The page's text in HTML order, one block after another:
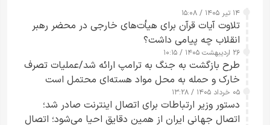
۱۴ تیر ۱۴۰۵ / ۱۵:۰۸
تلاوت آیات قرآن برای هیأت‌های خارجی در محضر رهبر
انقلاب چه پیامی داشت؟
۲۶ اردیبهشت ۱۴۰۵ / ۱۰:۱۵
طرح‌ بازگشت به جنگ به ترامپ ارائه شد/عملیات تصرف
خارک و حمله به محل مواد هسته‌ای محتمل است
۰۵ خرداد ۱۴۰۵ / ۱۳:۲۸
دستور وزیر ارتباطات برای اتصال اینترنت صادر شد؛
اتصال جهانی ایران از همین دقایق احیا می‌شود؛ اتصال